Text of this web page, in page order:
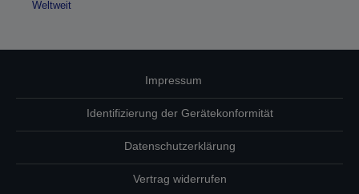
Weltweit
Impressum
Identifizierung der Gerätekonformität
Datenschutzerklärung
Vertrag widerrufen